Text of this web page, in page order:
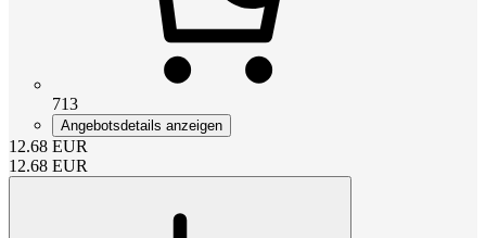
713
Angebotsdetails anzeigen
12.68 EUR
12.68 EUR